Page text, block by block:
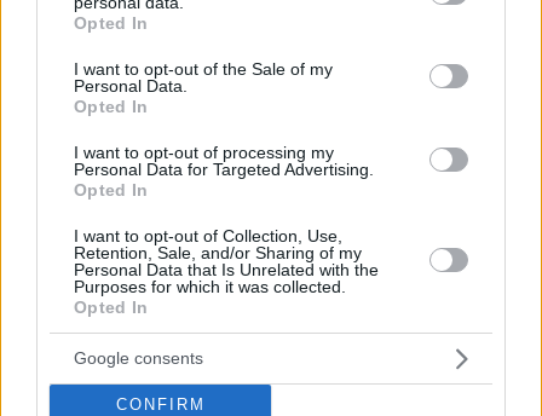
grant or deny consent to Google and its third-party tags to
use your data for below specified purposes in below Google
consent section.
Opted In
I want to opt-out of the Sale of my
Personal Data.
Opted In
I want to opt-out of processing my
Personal Data for Targeted Advertising.
Opted In
I want to opt-out of Collection, Use,
Retention, Sale, and/or Sharing of my
Personal Data that Is Unrelated with the
Purposes for which it was collected.
Opted In
Google consents
CONFIRM
επισημαίνοντας ότι
εκτός της διαγωνιστικής διαδικασίας του
ριάλιτι. Σύμφωνα με την ανακοίνωση, ο
παίκτης τραυματίστηκε όταν τουριστικό
σκάφος τον χτύπησε ενώ έκανε
ψαροντούφεκο, με την κατάσταση της υγείας
και εκτός κινδύνου.
Σύμφωνα με το τοπικό μέσο cdn.com.do, το
σοβαρό ατύχημα σημειώθηκε ανοιχτά της
νήσου Σαόνα στη Δομινικανή Δημοκρατία,
όταν τουριστικό σκάφος τραυμάτισε έναν